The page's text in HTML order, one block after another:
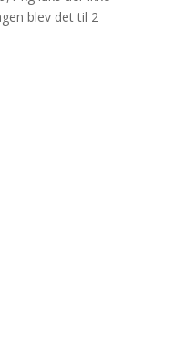
blev det til 2